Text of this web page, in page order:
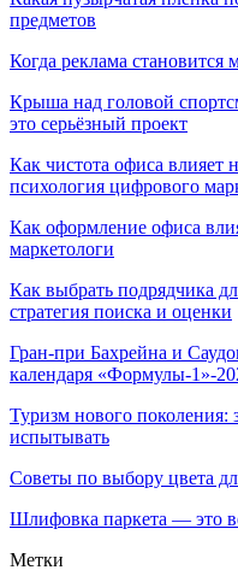
предметов
Когда реклама становится
Крыша над головой
это серьёзный проект
Как чистота офиса влияет
психология цифрового
Как оформление офиса
маркетологи
Как выбрать подрядчика
стратегия поиска и оценки
Гран-при Бахрейна и
календаря «Формулы-1»-
Туризм нового поколения:
испытывать
Советы по выбору цвета
Шлифовка паркета — это
Метки